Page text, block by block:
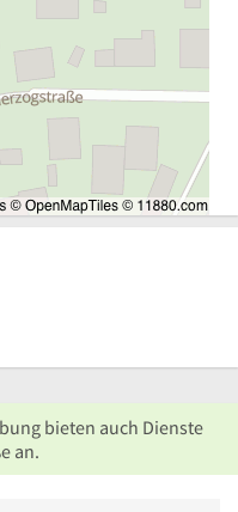
bieten auch Dienste
an.